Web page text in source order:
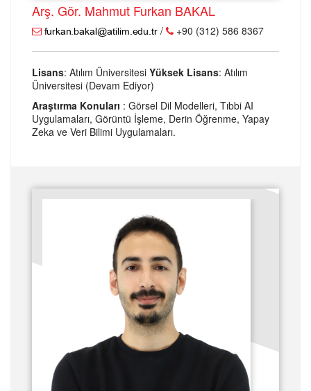
Arş. Gör. Mahmut Furkan BAKAL
/ +90 (312) 586 8367
Lisans: Atılım Üniversitesi Yüksek Lisans: Atılım
Üniversitesi (Devam Ediyor)
Araştırma Konuları : Görsel Dil Modelleri, Tıbbi AI
Uygulamaları, Görüntü İşleme, Derin Öğrenme, Yapay
Zeka ve Veri Bilimi Uygulamaları.